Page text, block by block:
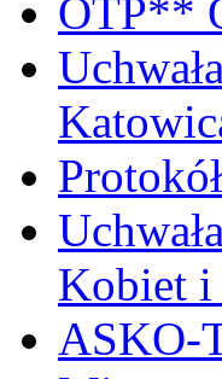
OTP**
Kobiet i
ASKO-